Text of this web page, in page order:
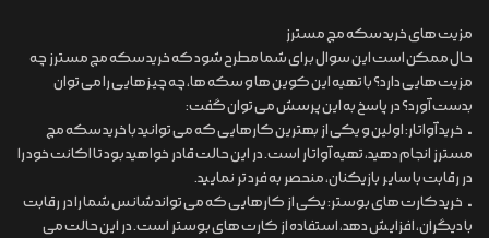
مزیت های خرید سکه مچ مسترز
حال ممکن است این سوال برای شما مطرح شود که خرید سکه مچ مسترز چه
مزیت هایی دارد؟ با تهیه این کوین ها و سکه ها، چه چیزهایی را می توان
بدست آورد؟ در پاسخ به این پرسش می توان گفت:
• خرید آواتار: اولین و یکی از بهترین کارهایی که می توانید با خرید سکه مچ
مسترز انجام دهید، تهیه آواتار است. در این حالت قادر خواهید بود تا اکانت خود را
در رقابت با سایر بازیکنان، منحصر به فرد تر نمایید.
• خرید کارت های بوستر: یکی از کارهایی که می تواند شانس شما را در رقابت
با دیگران، افزایش دهد، استفاده از کارت های بوستر است. در این حالت می